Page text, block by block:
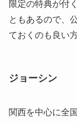
限定の特典が付
ともあるので、
ておくのも良い
ジョーシン
関西を中心に全